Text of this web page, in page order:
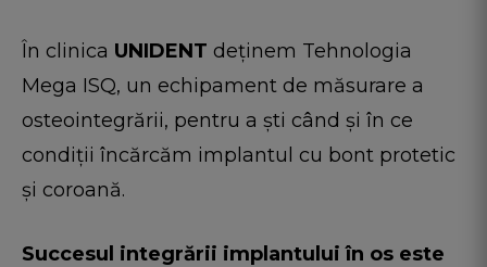
În clinica UNIDENT deţinem Tehnologia
Mega ISQ, un echipament de măsurare a
osteointegrării, pentru a şti când şi în ce
condiţii încărcăm implantul cu bont protetic
şi coroană.
Succesul integrării implantului în os este